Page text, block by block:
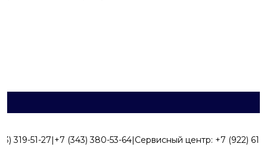
319-51-27|+7 (343) 380-53-64|Сервисный центр: +7 (922)